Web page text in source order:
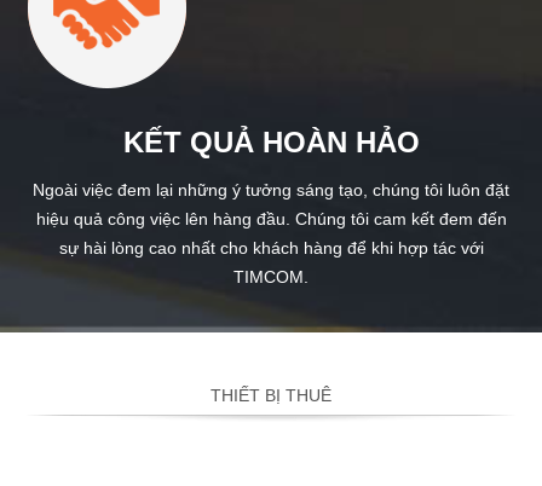
KẾT QUẢ HOÀN HẢO
Ngoài việc đem lại những ý tưởng sáng tạo, chúng tôi luôn đặt
hiệu quả công việc lên hàng đầu. Chúng tôi cam kết đem đến
sự hài lòng cao nhất cho khách hàng để khi hợp tác với
TIMCOM.
THIẾT BỊ THUÊ